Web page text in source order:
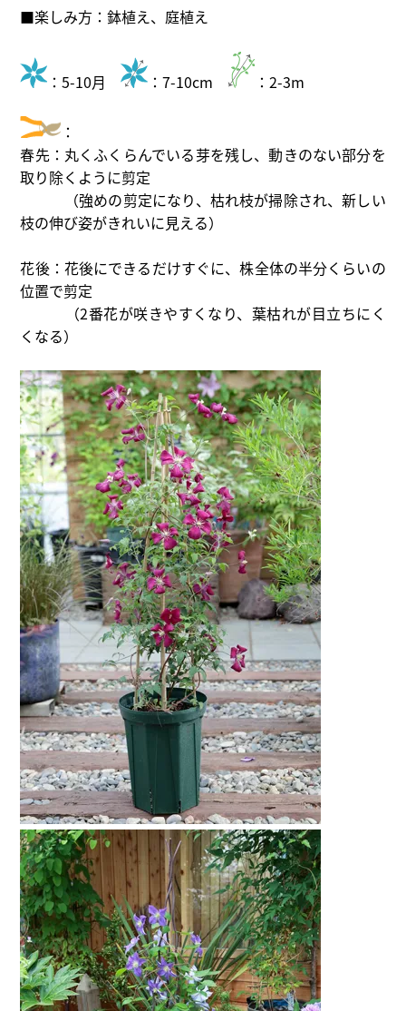
■楽しみ方：鉢植え、庭植え
：5-10月 ：7-10cm ：2-3m
：
春先：丸くふくらんでいる芽を残し、動きのない部分を
取り除くように剪定
（強めの剪定になり、枯れ枝が掃除され、新しい
枝の伸び姿がきれいに見える）
花後：花後にできるだけすぐに、株全体の半分くらいの
位置で剪定
（2番花が咲きやすくなり、葉枯れが目立ちにく
くなる）